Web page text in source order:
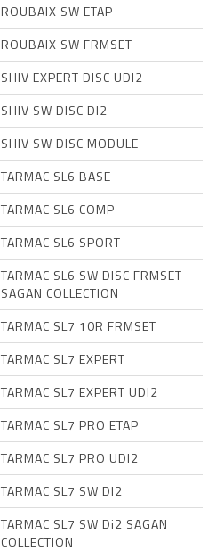
ROUBAIX SW ETAP
ROUBAIX SW FRMSET
SHIV EXPERT DISC UDI2
SHIV SW DISC DI2
SHIV SW DISC MODULE
TARMAC SL6 BASE
TARMAC SL6 COMP
TARMAC SL6 SPORT
TARMAC SL6 SW DISC FRMSET
SAGAN COLLECTION
TARMAC SL7 10R FRMSET
TARMAC SL7 EXPERT
TARMAC SL7 EXPERT UDI2
TARMAC SL7 PRO ETAP
TARMAC SL7 PRO UDI2
TARMAC SL7 SW DI2
TARMAC SL7 SW Di2 SAGAN
COLLECTION